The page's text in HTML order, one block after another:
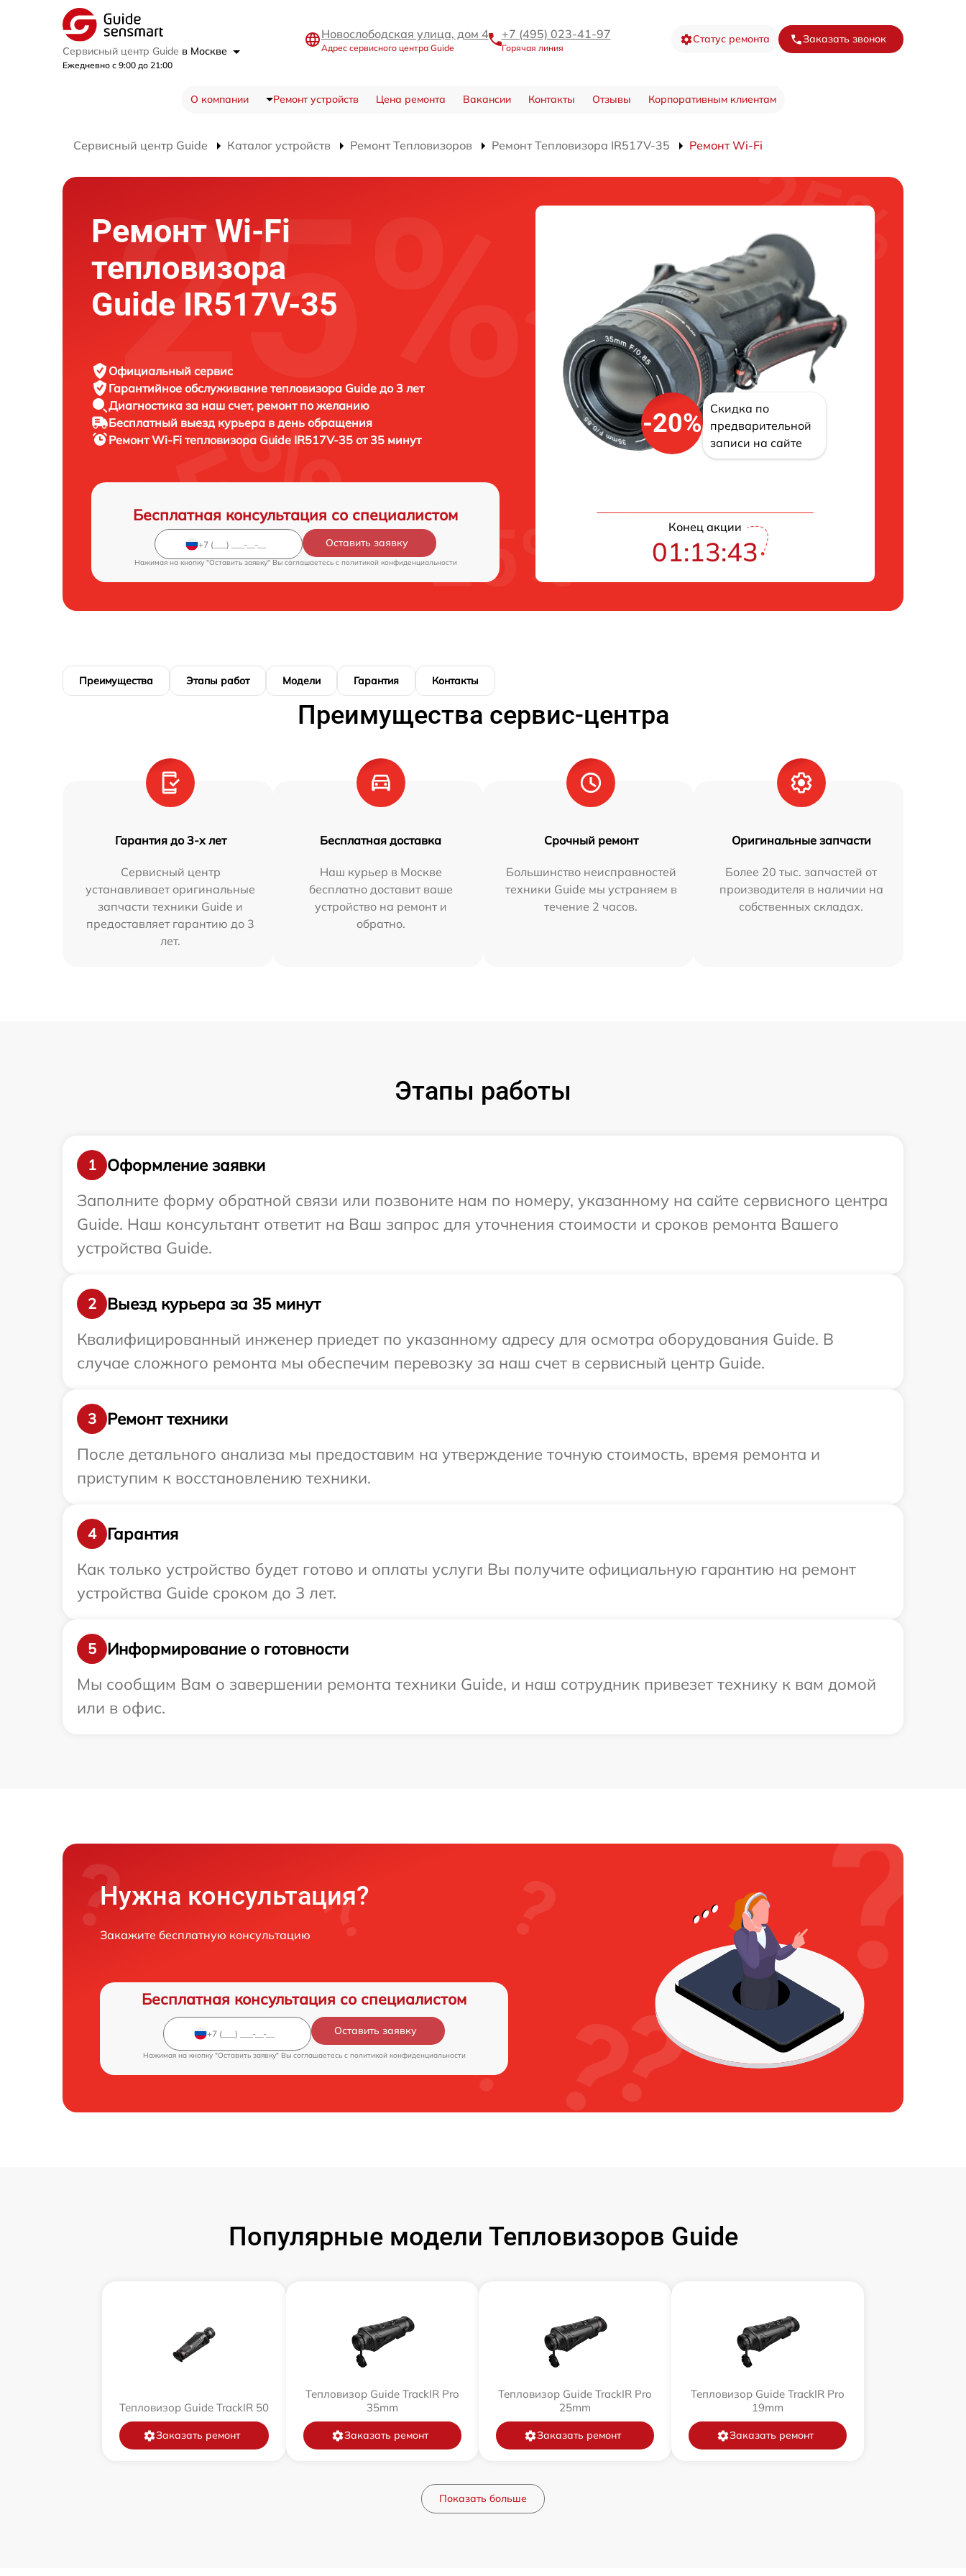
Сервисный центр Guide в Москве
Ежедневно с 9:00 до 21:00
Новослободская улица, дом 4
Адрес сервисного центра Guide
+7 (495) 023-41-97
Горячая линия
Статус ремонта Заказать звонок
О компании Ремонт устройств Цена ремонта Вакансии Контакты Отзывы Корпоративным клиентам
Сервисный центр Guide Каталог устройств Ремонт Тепловизоров Ремонт Тепловизора IR517V-35 Ремонт Wi-Fi
Ремонт Wi-Fi
тепловизора
Guide IR517V-35
Официальный сервис
Гарантийное обслуживание тепловизора Guide до 3 лет
Диагностика за наш счет, ремонт по желанию
Бесплатный выезд курьера в день обращения
Ремонт Wi-Fi тепловизора Guide IR517V-35 от 35 минут
Бесплатная консультация со специалистом
Оставить заявку
Нажимая на кнопку "Оставить заявку" Вы соглашаетесь c политикой конфиденциальности
-20%
Скидка по
предварительной
записи на сайте
Конец акции
01:13:42
Преимущества Этапы работ Модели Гарантия Контакты
Преимущества сервис-центра
Гарантия до 3-х лет
Сервисный центр
устанавливает оригинальные
запчасти техники Guide и
предоставляет гарантию до 3
лет.
Бесплатная доставка
Наш курьер в Москве
бесплатно доставит ваше
устройство на ремонт и
обратно.
Срочный ремонт
Большинство неисправностей
техники Guide мы устраняем в
течение 2 часов.
Оригинальные запчасти
Более 20 тыс. запчастей от
производителя в наличии на
собственных складах.
Этапы работы
1
Оформление заявки
Заполните форму обратной связи или позвоните нам по номеру, указанному на сайте сервисного центра
Guide. Наш консультант ответит на Ваш запрос для уточнения стоимости и сроков ремонта Вашего
устройства Guide.
2
Выезд курьера за 35 минут
Квалифицированный инженер приедет по указанному адресу для осмотра оборудования Guide. В
случае сложного ремонта мы обеспечим перевозку за наш счет в сервисный центр Guide.
3
Ремонт техники
После детального анализа мы предоставим на утверждение точную стоимость, время ремонта и
приступим к восстановлению техники.
4
Гарантия
Как только устройство будет готово и оплаты услуги Вы получите официальную гарантию на ремонт
устройства Guide сроком до 3 лет.
5
Информирование о готовности
Мы сообщим Вам о завершении ремонта техники Guide, и наш сотрудник привезет технику к вам домой
или в офис.
Нужна консультация?
Закажите бесплатную консультацию
Бесплатная консультация со специалистом
Оставить заявку
Нажимая на кнопку "Оставить заявку" Вы соглашаетесь c политикой конфиденциальности
Популярные модели Тепловизоров Guide
Тепловизор Guide TrackIR 50
Заказать ремонт
Тепловизор Guide TrackIR Pro
35mm
Заказать ремонт
Тепловизор Guide TrackIR Pro
25mm
Заказать ремонт
Тепловизор Guide TrackIR Pro
19mm
Заказать ремонт
Показать больше